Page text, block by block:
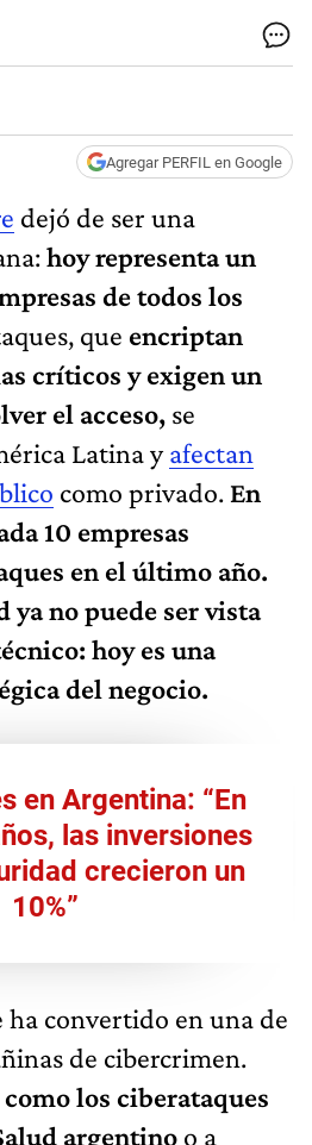
Agregar PERFIL en Google
dejó de ser una
hoy representa un
de todos los
que encriptan
críticos y exigen un
el acceso, se
Latina yafectan
como privado. En
10 empresas
en el último año.
ya no puede ser vista
hoy es una
del negocio.
en Argentina: “En
las inversiones
crecieron un
10%”
ha convertido en una de
de cibercrimen.
como los ciberataques
argentino o a